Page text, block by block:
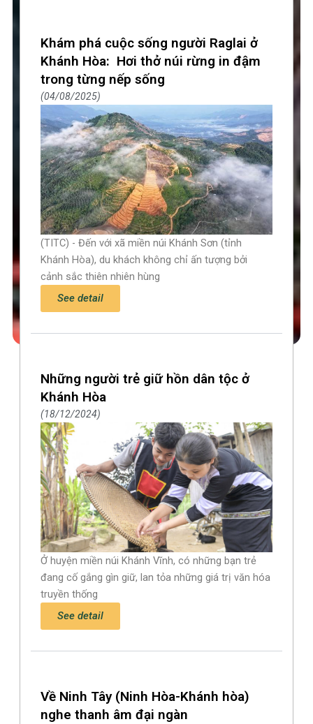
Khám phá cuộc sống người Raglai ở
Khánh Hòa: Hơi thở núi rừng in đậm
trong từng nếp sống
04/08/2025
(TITC) - Đến với xã miền núi Khánh Sơn (tỉnh
Khánh Hòa), du khách không chỉ ấn tượng bởi
cảnh sắc thiên nhiên hùng
See detail
Những người trẻ giữ hồn dân tộc ở
Khánh Hòa
18/12/2024
Ở huyện miền núi Khánh Vĩnh, có những bạn trẻ
đang cố gắng gìn giữ, lan tỏa những giá trị văn hóa
truyền thống
See detail
Về Ninh Tây (Ninh Hòa-Khánh hòa)
nghe thanh âm đại ngàn